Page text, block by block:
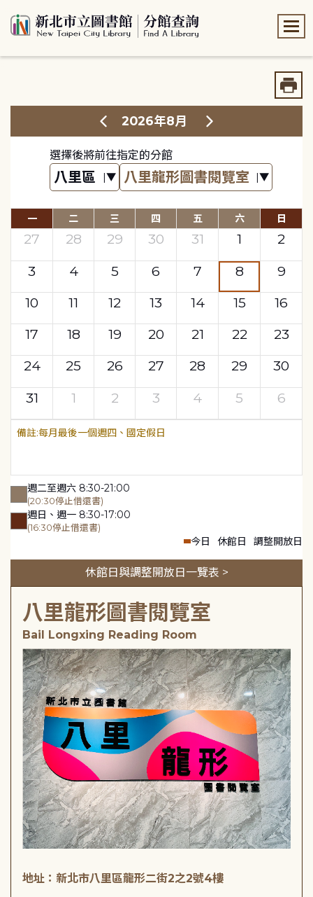
2026年8月
選擇後將前往指定的分館
一 二 三 四 五 六 日
27 28 29 30 31 1
2
3
4 5 6 7 8
9
10
11 12 13 14 15
16
17
18 19 20 21 22
23
24
25 26 27 28 29
30
31
1 2 3 4 5 6
每月最後一個週四、國定假日
週二至週六 8:30-21:00
(20:30停止借還書)
週日、週一 8:30-17:00
(16:30停止借還書)
今日 休館日 調整開放日
休館日與調整開放日一覽表 >
八里龍形圖書閱覽室
Bail Longxing Reading Room
地址：新北市八里區龍形二街2之2號4樓